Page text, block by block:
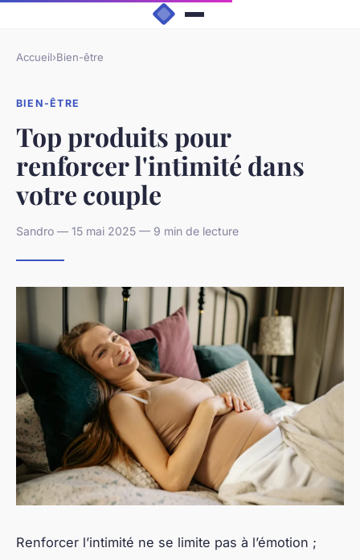
Accueil›Bien-être
BIEN-ÊTRE
Top produits pour
renforcer l'intimité dans
votre couple
Sandro — 15 mai 2025 — 9 min de lecture
Renforcer l’intimité ne se limite pas à l’émotion ;